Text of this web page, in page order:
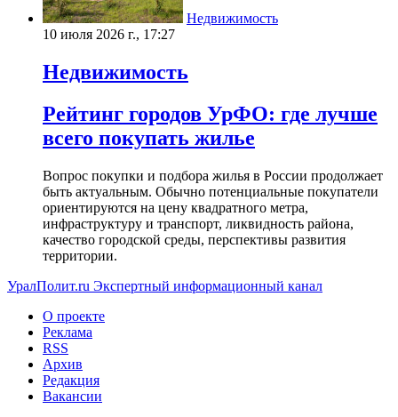
Недвижимость
10 июля 2026 г., 17:27
Недвижимость
Рейтинг городов УрФО: где лучше
всего покупать жилье
Вопрос покупки и подбора жилья в России продолжает
быть актуальным. Обычно потенциальные покупатели
ориентируются на цену квадратного метра,
инфраструктуру и транспорт, ликвидность района,
качество городской среды, перспективы развития
территории.
УралПолит.ru Экспертный информационный канал
О проекте
Реклама
RSS
Архив
Редакция
Вакансии